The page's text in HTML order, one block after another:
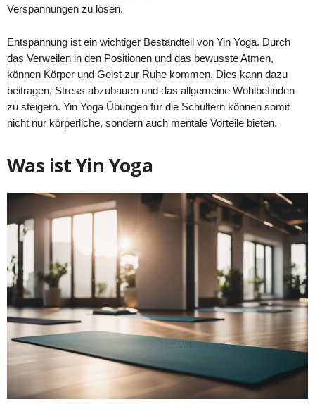
Verspannungen zu lösen.
Entspannung ist ein wichtiger Bestandteil von Yin Yoga. Durch
das Verweilen in den Positionen und das bewusste Atmen,
können Körper und Geist zur Ruhe kommen. Dies kann dazu
beitragen, Stress abzubauen und das allgemeine Wohlbefinden
zu steigern. Yin Yoga Übungen für die Schultern können somit
nicht nur körperliche, sondern auch mentale Vorteile bieten.
Was ist Yin Yoga